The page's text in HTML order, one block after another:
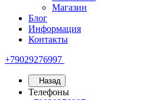
Магазин
Блог
Информация
Контакты
+79029276997
Назад
Телефоны